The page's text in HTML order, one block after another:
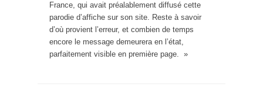
France, qui avait préalablement diffusé cette
parodie d’affiche sur son site. Reste à savoir
d’où provient l’erreur, et combien de temps
encore le message demeurera en l’état,
parfaitement visible en première page. »